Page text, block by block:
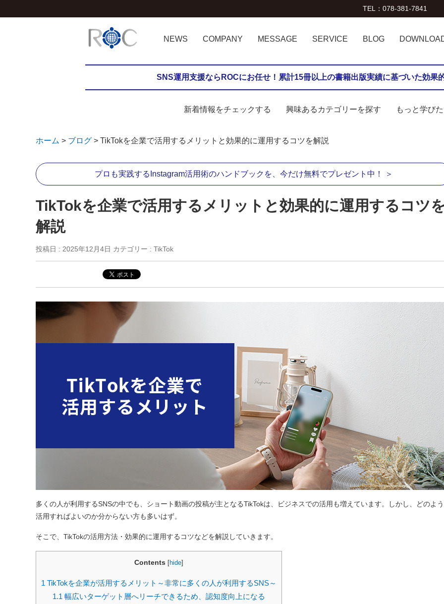
TEL：078-381-7841
NEWS COMPANY MESSAGE SERVICE BLOG
SNS運用支援ならROCにお任せ！累計15冊以上の書籍出版実績に基づいた効果
新着情報をチェックする 興味あるカテゴリーを探す
FACEBOOK (1)
INSTAGRAM (50)
LINE (7)
REPOSTA (6)
SEO (1)
SNSの基本 (40)
SNS全般 (14)
SNS広告 (5)
TIKTOK (5)
X（旧TWITTER） (5)
ほんまの学校 (2)
インタビュー (8)
サイト改善 (2)
ランディングページ (1)
社員インタビュー (22)
もっと学び
ホーム ブログ TikTokを企業で活用するメリットと効果的に運用するコツを解説
プロも実践するInstagram活用術のハンドブックを、今だけ無料でプレゼント中！ ＞
TikTokを企業で活用するメリットと効果的に運用するコツ
解説
投稿日 : 2025年12月4日 カテゴリー : TikTok
多くの人が利用するSNSの中でも、ショート動画の投稿が主となるTikTokは、ビジネスでの活用も増えています。しかし、どのよ
活用すればよいのか分からない方も多いはず。
そこで、TikTokの活用方法・効果的に運用するコツなどを解説していきます。
Contents [hide]
1 TikTokを企業が活用するメリット～非常に多くの人が利用するSNS～
1.1 幅広いターゲット層へリーチできるため、認知度向上になる